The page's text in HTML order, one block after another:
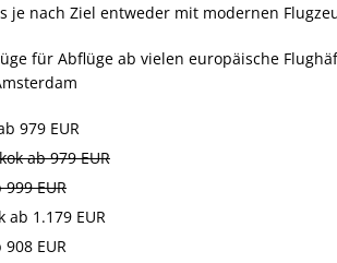
je nach Ziel entweder mit modernen
für Abflüge ab vielen europäische
979 EUR
ab 979 EUR
EUR
ab 1.179 EUR
EUR